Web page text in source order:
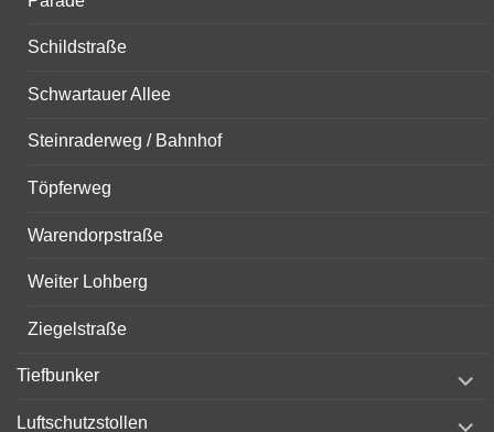
Schildstraße
Schwartauer Allee
Steinraderweg / Bahnhof
Töpferweg
Warendorpstraße
Weiter Lohberg
Ziegelstraße
Tiefbunker
child
Luftschutzstollen